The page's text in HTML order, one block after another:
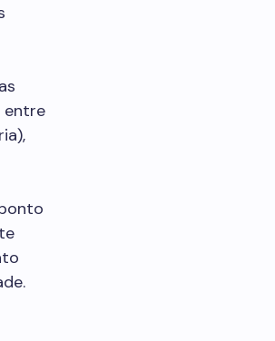
entre